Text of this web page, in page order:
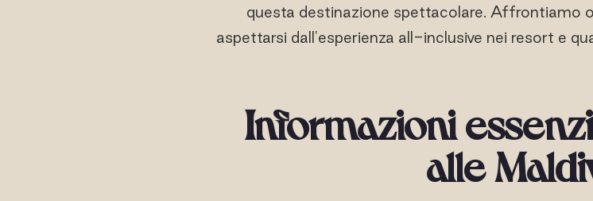
questa destinazione spettacolare. Affrontiamo
aspettarsi dall'esperienza all-inclusive nei resort e
Informazioni
alle